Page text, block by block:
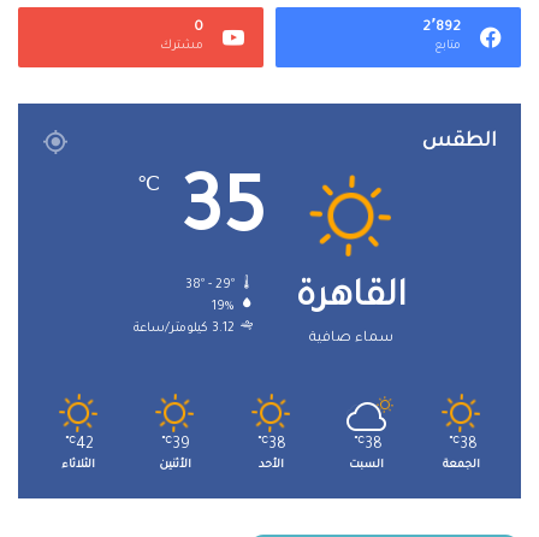
2٬892
متابع
0
مشترك
الطقس
القاهرة
سماء صافية
35
℃
38º - 29º
19%
3.12 كيلومتر/ساعة
38
℃
الجمعة
38
℃
السبت
38
℃
الأحد
39
℃
الأثنين
42
℃
الثلاثاء